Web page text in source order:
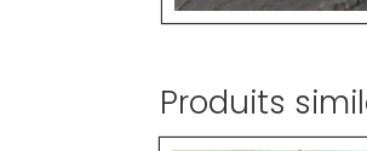
Produits